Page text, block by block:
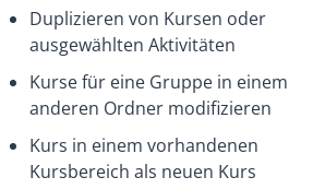
Duplizieren von Kursen oder
ausgewählten Aktivitäten
Kurse für eine Gruppe in einem
anderen Ordner modifizieren
Kurs in einem vorhandenen
Kursbereich als neuen Kurs